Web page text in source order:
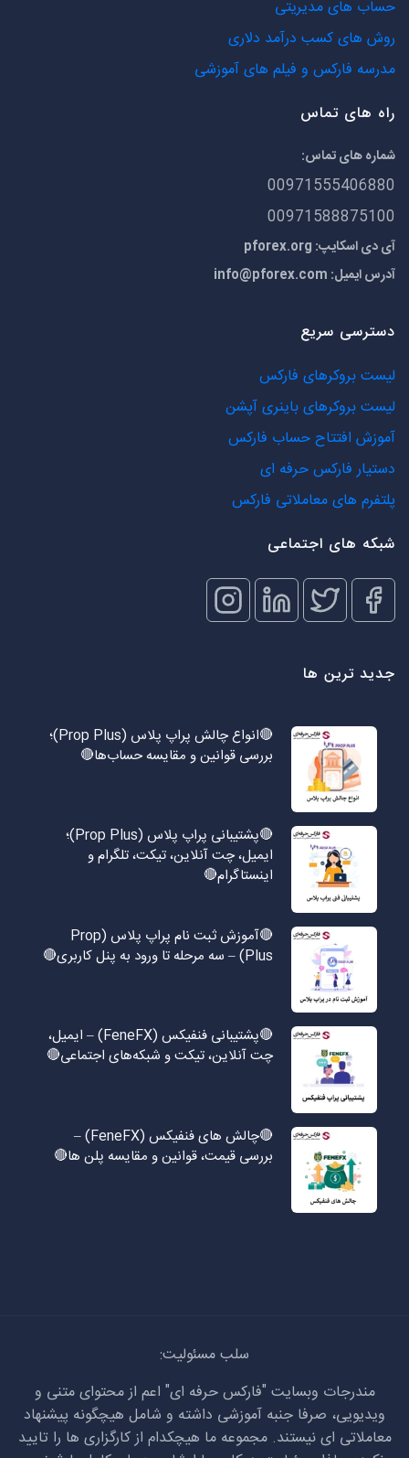
حساب های مدیریتی
روش های کسب درآمد دلاری
مدرسه فارکس و فیلم های آموزشی
راه های تماس
شماره های تماس:
00971555406880
00971588875100
آی دی اسکایپ: pforex.org
آدرس ایمیل: info@pforex.com
دسترسی سریع
لیست بروکرهای فارکس
لیست بروکرهای باینری آپشن
آموزش افتتاح حساب فارکس
دستیار فارکس حرفه ای
پلتفرم های معاملاتی فارکس
شبکه های اجتماعی
جدید ترین ها
🔴انواع چالش پراپ پلاس (Prop Plus)؛
بررسی قوانین و مقایسه حساب‌ها🔴
🔴پشتیبانی پراپ پلاس (Prop Plus)؛
ایمیل، چت آنلاین، تیکت، تلگرام و
اینستاگرام🔴
🔴آموزش ثبت نام پراپ پلاس (Prop
Plus) – سه مرحله تا ورود به پنل کاربری🔴
🔴پشتیبانی فنفیکس (FeneFX) – ایمیل،
چت آنلاین، تیکت و شبکه‌های اجتماعی🔴
🔴چالش های فنفیکس (FeneFX) –
بررسی قیمت، قوانین و مقایسه پلن ها🔴
سلب مسئولیت:
مندرجات وبسایت "فارکس حرفه ای" اعم از محتوای متنی و
ویدیویی، صرفا جنبه آموزشی داشته و شامل هیچگونه پیشنهاد
معاملاتی ای نیستند. مجموعه ما هیچکدام از کارگزاری ها را تایید